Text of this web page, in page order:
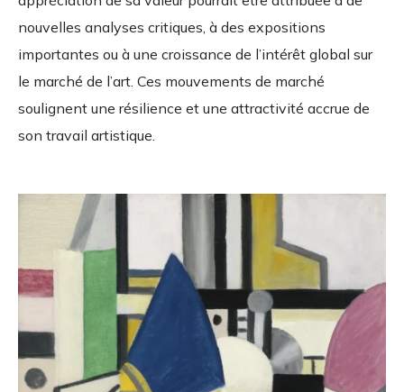
nouvelles analyses critiques, à des expositions
importantes ou à une croissance de l’intérêt global sur
le marché de l’art. Ces mouvements de marché
soulignent une résilience et une attractivité accrue de
son travail artistique.